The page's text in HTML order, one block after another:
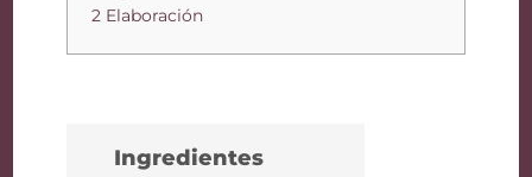
2 Elaboración
Ingredientes